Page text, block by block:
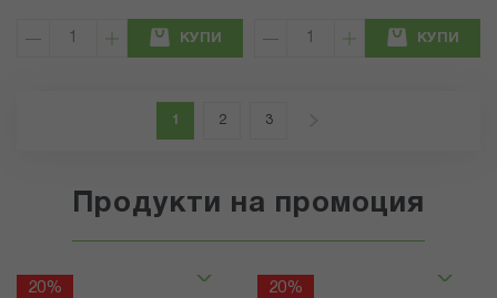
КУПИ КУПИ
В момента четете страница
1 Страница
2 Страница
3
Продукти на промоция
20%
20%